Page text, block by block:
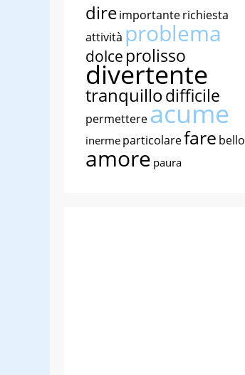
direimportanterichiesta
attività problema
dolce prolisso
divertente
tranquillodifficile
permettereacume
inerme particolarefare bello
amore paura